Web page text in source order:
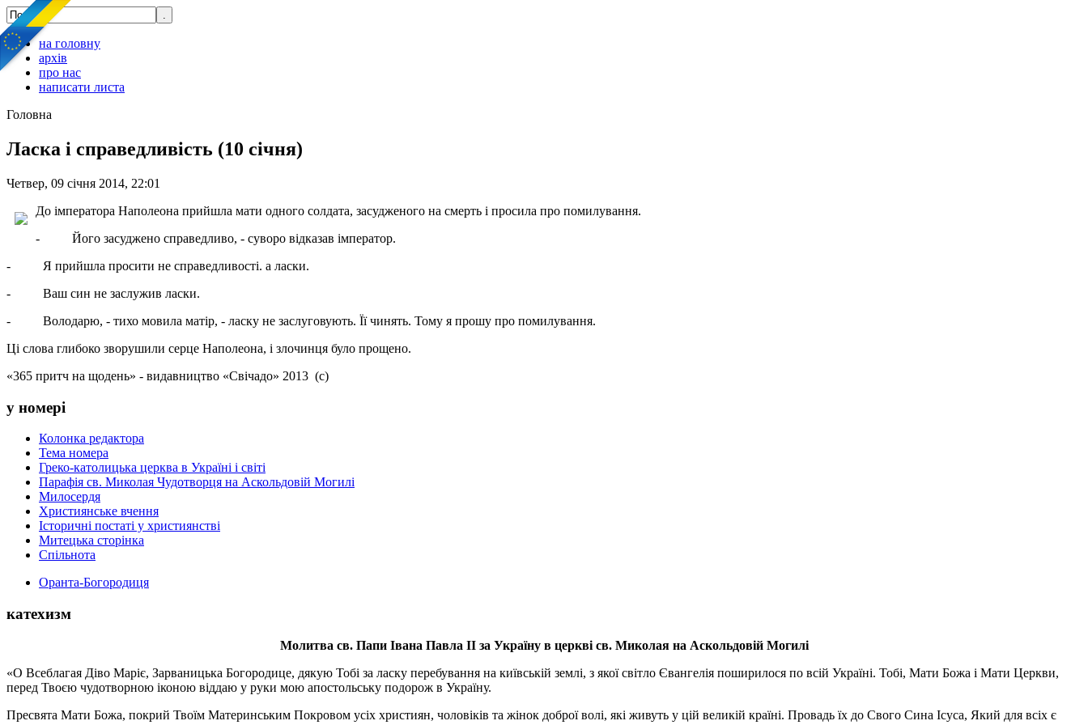
на головну
архів
про нас
написати листа
Головна
Ласка і справедливість (10 січня)
Четвер, 09 січня 2014, 22:01
До імператора Наполеона прийшла мати одного солдата, засудженого на смерть і просила про помилування.
- Його засуджено справедливо, - суворо відказав імператор.
- Я прийшла просити не справедливості. а ласки.
- Ваш син не заслужив ласки.
- Володарю, - тихо мовила матір, - ласку не заслуговують. Її чинять. Тому я прошу про помилування.
Ці слова глибоко зворушили серце Наполеона, і злочинця було прощено.
«365 притч на щодень» - видавництво «Свічадо» 2013 (с)
у номері
Колонка редактора
Тема номера
Греко-католицька церква в Україні і світі
Парафія св. Миколая Чудотворця на Аскольдовій Могилі
Милосердя
Християнське вчення
Історичні постаті у християнстві
Митецька сторінка
Спільнота
Оранта-Богородиця
катехизм
Молитва св. Папи Івана Павла ІІ за Україну в церкві св. Миколая на Аскольдовій Могилі
«О Всеблагая Діво Маріє, Зарваницька Богородице, дякую Тобі за ласку перебування на київській землі, з якої світло Євангелія поширилося по всій Україні. Тобі, Мати Божа і Мати Церкви,
перед Твоєю чудотворною іконою віддаю у руки мою апостольську подорож в Україну.
Пресвята Мати Божа, покрий Твоїм Материнським Покровом усіх християн, чоловіків та жінок доброї волі, які живуть у цій великій країні. Провадь їх до Свого Сина Ісуса, Який для всіх є